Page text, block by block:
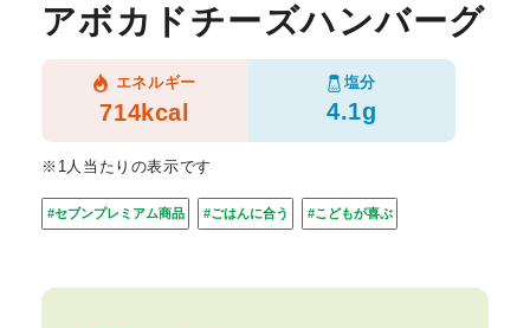
アボカドチーズハンバーグ
エネルギー
714kcal
塩分
4.1g
※1人当たりの表示です
#セブンプレミアム商品 #ごはんに合う #こどもが喜ぶ